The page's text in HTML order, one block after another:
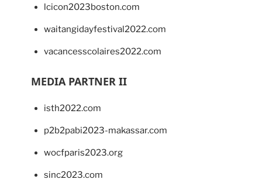
lcicon2023boston.com
waitangidayfestival2022.com
vacancesscolaires2022.com
MEDIA PARTNER II
isth2022.com
p2b2pabi2023-makassar.com
wocfparis2023.org
sinc2023.com